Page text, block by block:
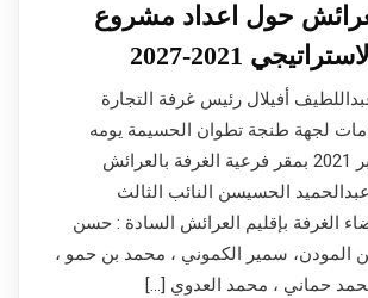
حول اعداد مشروع
2021-2027
أفيلال رئيس غرفة التجارة
لجهة طنجة تطوان الحسيمة يومه
الجمعة 24 شتنبر 2021 بمقر فرعية الغرفة بالعرائش
الحسيسن النائب الثالث
الغرفة بإقليم العرائش السادة : حسن
المودن، سمير الكموني ، محمد بن حمو ،
حماني ، محمد العدوي […]